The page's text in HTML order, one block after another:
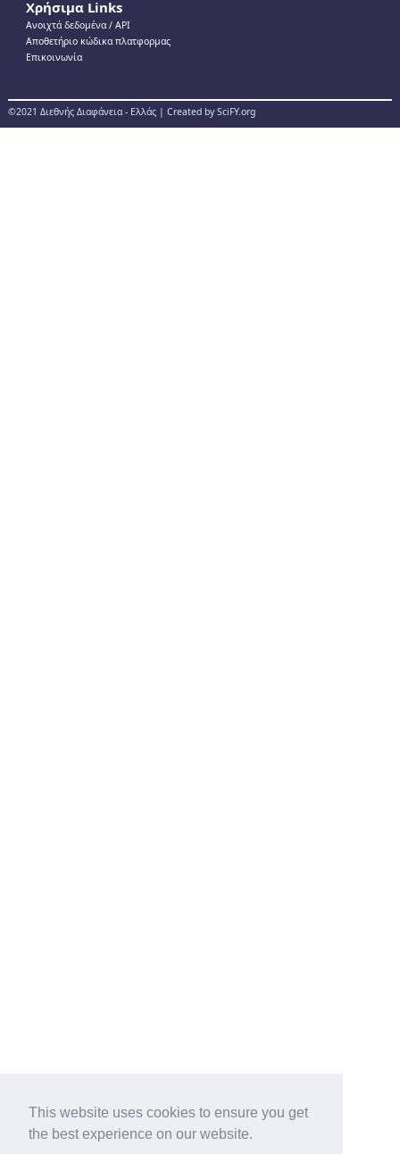
This website uses cookies to ensure you get
the best experience on our website.
Χρήσιμα Links
Ανοιχτά δεδομένα / ΑPI
Αποθετήριο κώδικα πλατφορμας
Επικοινωνία
©2021 Διεθνής Διαφάνεια - Ελλάς | Created by SciFY.org